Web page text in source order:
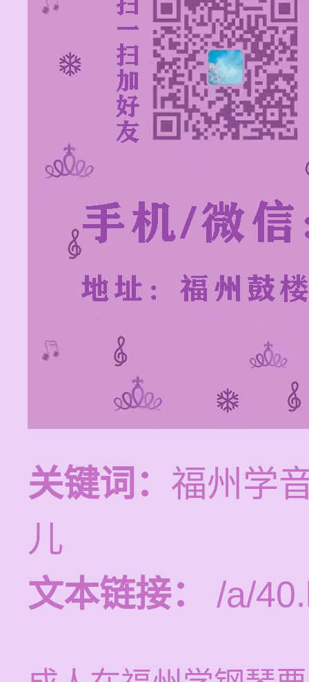
关键词： 福州学
儿
文本链接：
/a/